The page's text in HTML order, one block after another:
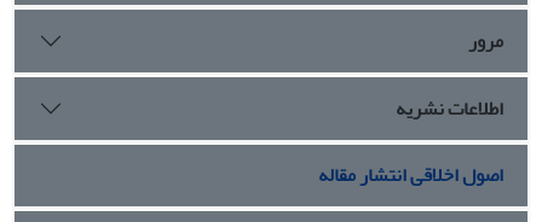
مرور
اطلاعات نشریه
اصول اخلاقی انتشار مقاله